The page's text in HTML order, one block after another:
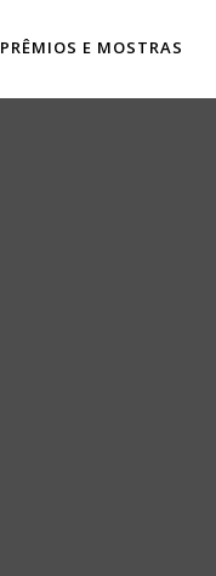
PRÊMIOS E MOSTRAS